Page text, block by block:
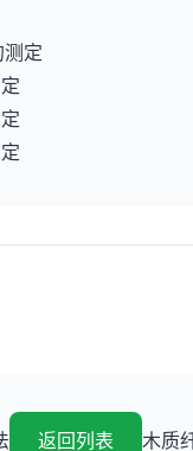
定
返回列表 木质